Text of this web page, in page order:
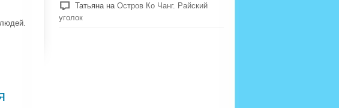
Татьяна на Остров Ко Чанг. Райский
уголок